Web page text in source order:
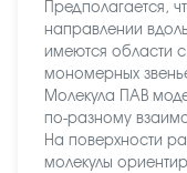
Предполагается,
направлении
имеются области
мономерных
Молекула ПАВ
по-разному
На поверхности
молекулы